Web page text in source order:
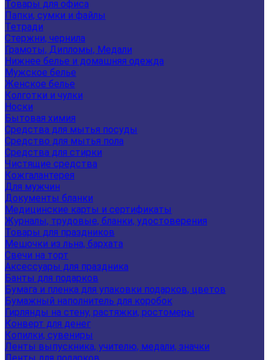
Товары для офиса
Папки, сумки и файлы
Тетради
Стержни, чернила
Грамоты, Дипломы, Медали
Нижнее белье и домашняя одежда
Мужское белье
Женское белье
Колготки и чулки
Носки
Бытовая химия
Средства для мытья посуды
Средство для мытья пола
Средства для стирки
Чистящие средства
Кожгалантерея
Для мужчин
Документы бланки
Медицинские карты и сертификаты
Журналы, трудовые, бланки, удостоверения
Товары для праздников
Мешочки из льна, бархата
Свечи на торт
Аксессуары для праздника
Банты для подарков
Бумага и пленка для упаковки подарков, цветов
Бумажный наполнитель для коробок
Гирлянды на стену, растяжки, ростомеры
Конверт для денег
Копилки, сувениры
Ленты выпускника, учителю, медали, значки